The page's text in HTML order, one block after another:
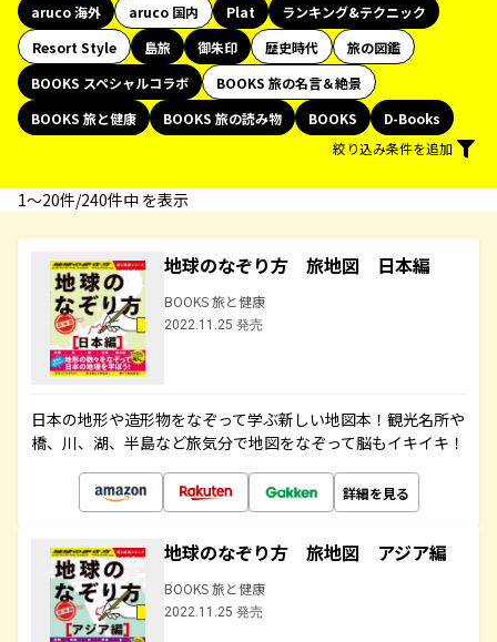
aruco 海外
aruco 国内 Plat
ランキング&テクニック
Resort Style
島旅 御朱印 歴史時代
旅の図鑑
BOOKS スペシャルコラボ
BOOKS 旅の名言＆絶景
BOOKS 旅と健康
BOOKS 旅の読み物 BOOKS
D-Books
絞り込み条件を追加
1〜20件/240件中 を表示
地球のなぞり方 旅地図 日本編
BOOKS 旅と健康
2022.11.25 発売
日本の地形や造形物をなぞって学ぶ新しい地図本！観光名所や
橋、川、湖、半島など旅気分で地図をなぞって脳もイキイキ！
詳細を見る
地球のなぞり方 旅地図 アジア編
BOOKS 旅と健康
2022.11.25 発売